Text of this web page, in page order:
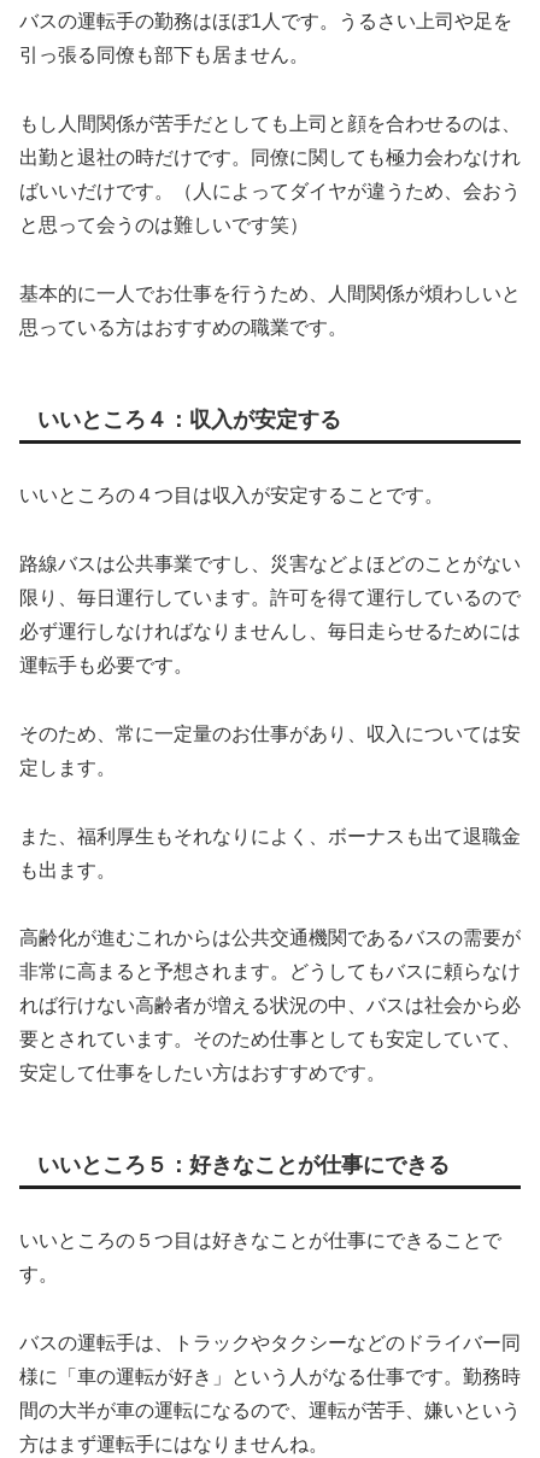
バスの運転手の勤務はほぼ1人です。うるさい上司や足を
引っ張る同僚も部下も居ません。
もし人間関係が苦手だとしても上司と顔を合わせるのは、
出勤と退社の時だけです。同僚に関しても極力会わなけれ
ばいいだけです。（人によってダイヤが違うため、会おう
と思って会うのは難しいです笑）
基本的に一人でお仕事を行うため、人間関係が煩わしいと
思っている方はおすすめの職業です。
いいところ４：収入が安定する
いいところの４つ目は収入が安定することです。
路線バスは公共事業ですし、災害などよほどのことがない
限り、毎日運行しています。許可を得て運行しているので
必ず運行しなければなりませんし、毎日走らせるためには
運転手も必要です。
そのため、常に一定量のお仕事があり、 収入については安
定します。
また、福利厚生もそれなりによく、ボーナスも出て退職金
も出ます。
高齢化が進むこれからは公共交通機関であるバスの需要が
非常に高まると予想されます。どうしてもバスに頼らなけ
れば行けない高齢者が増える状況の中、バスは社会から必
要とされています。そのため仕事としても安定していて、
安定して仕事をしたい方はおすすめです。
いいところ５：好きなことが仕事にできる
いいところの５つ目は好きなことが仕事にできることで
す。
バスの運転手は、トラックやタクシーなどのドライバー同
様に「車の運転が好き」という人がなる仕事です。勤務時
間の大半が車の運転になるので、運転が苦手、嫌いという
方はまず運転手にはなりませんね。